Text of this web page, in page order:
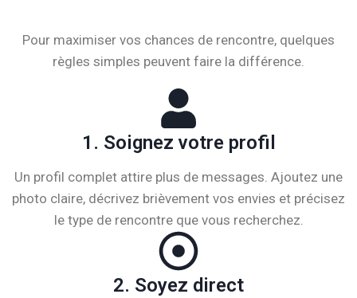
Pour maximiser vos chances de rencontre, quelques
règles simples peuvent faire la différence.
1. Soignez votre profil
Un profil complet attire plus de messages. Ajoutez une
photo claire, décrivez brièvement vos envies et précisez
le type de rencontre que vous recherchez.
2. Soyez direct